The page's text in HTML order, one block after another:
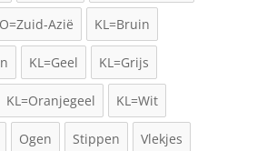
Azië KL=Bruin
KL=Geel KL=Grijs
KL=Oranjegeel KL=Wit
Ogen Stippen Vlekjes